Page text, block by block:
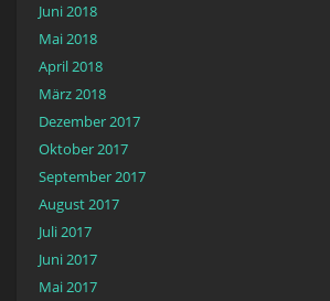
Juni 2018
Mai 2018
April 2018
März 2018
Dezember 2017
Oktober 2017
September 2017
August 2017
Juli 2017
Juni 2017
Mai 2017